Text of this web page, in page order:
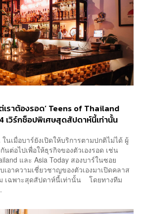
เราต้องรอด’ Teens of Thailand
เวิร์กช็อปพิเศษสุดสัปดาห์นี้เท่านั้น
นเมื่อบาร์ยังเปิดให้บริการตามปกติไม่ได้ ผู้
ต่อไปเพื่อให้ธุรกิจของตัวเองรอด เช่น
และ Asia Today สองบาร์ในซอย
อาความเชี่ยวชาญของตัวเองมาเปิดคลาส
เฉพาะสุดสัปดาห์นี้เท่านั้น โดยทางทีม